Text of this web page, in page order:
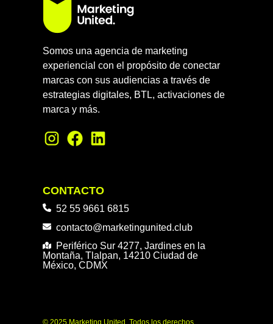
Somos una agencia de marketing
experiencial con el propósito de conectar
marcas con sus audiencias a través de
estrategias digitales, BTL, activaciones de
marca y más.
CONTACTO
52 55 9661 6815
contacto@marketingunited.club
Periférico Sur 4277, Jardines en la
Montaña, Tlalpan, 14210 Ciudad de
México, CDMX